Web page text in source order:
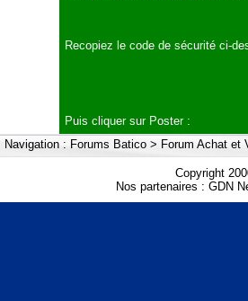
Recopiez le code de sécurité ci-
Puis cliquer sur Poster :
Navigation : Forums Batico > Forum Achat et
Copyright
Nos partenaires : GDN